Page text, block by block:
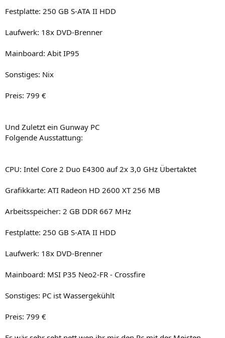
Festplatte: 250 GB S-ATA II HDD
Laufwerk: 18x DVD-Brenner
Mainboard: Abit IP95
Sonstiges: Nix
Preis: 799 €
Und Zuletzt ein Gunway PC
Folgende Ausstattung:
CPU: Intel Core 2 Duo E4300 auf 2x 3,0 GHz Übertaktet
Grafikkarte: ATI Radeon HD 2600 XT 256 MB
Arbeitsspeicher: 2 GB DDR 667 MHz
Festplatte: 250 GB S-ATA II HDD
Laufwerk: 18x DVD-Brenner
Mainboard: MSI P35 Neo2-FR - Crossfire
Sonstiges: PC ist Wassergekühlt
Preis: 799 €